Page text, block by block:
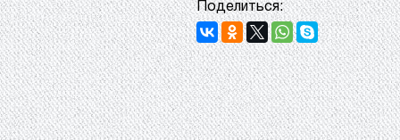
Поделиться: